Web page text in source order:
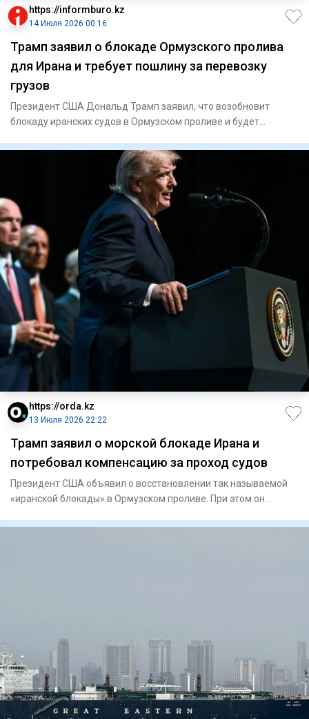
https://informburo.kz
14 Июля 2026 00:16
Трамп заявил о блокаде Ормузского пролива
для Ирана и требует пошлину за перевозку
грузов
Президент США Дональд Трамп заявил, что возобновит
блокаду иранских судов в Ормузском проливе и будет
https://orda.kz
13 Июля 2026 22:22
Трамп заявил о морской блокаде Ирана и
потребовал компенсацию за проход судов
Президент США объявил о восстановлении так называемой
«иранской блокады» в Ормузском проливе. При этом он